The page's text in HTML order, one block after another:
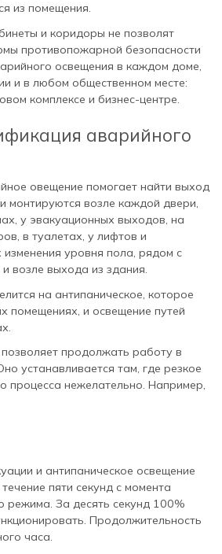
из помещения.
и коридоры не позволят
противопожарной безопасности
освещения в каждом доме,
и в любом общественном месте:
комплексе и бизнес-центре.
аварийного
овещение помогает найти выход
монтируются возле каждой двери,
у эвакуационных выходов, на
в туалетах, у лифтов и
изменения уровня пола, рядом с
возле выхода из здания.
на антипаническое, которое
помещениях, и освещение путей
продолжать работу в
устанавливается там, где резкое
процесса нежелательно. Например,
и антипаническое освещение
пяти секунд с момента
режима. За десять секунд 100%
Продолжительность
часа.